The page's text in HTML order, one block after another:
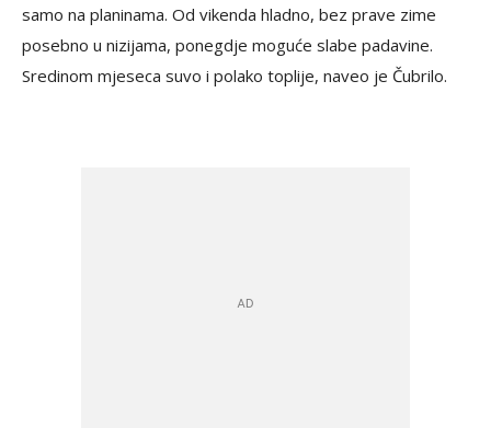
samo na planinama. Od vikenda hladno, bez prave zime
posebno u nizijama, ponegdje moguće slabe padavine.
Sredinom mjeseca suvo i polako toplije, naveo je Čubrilo.